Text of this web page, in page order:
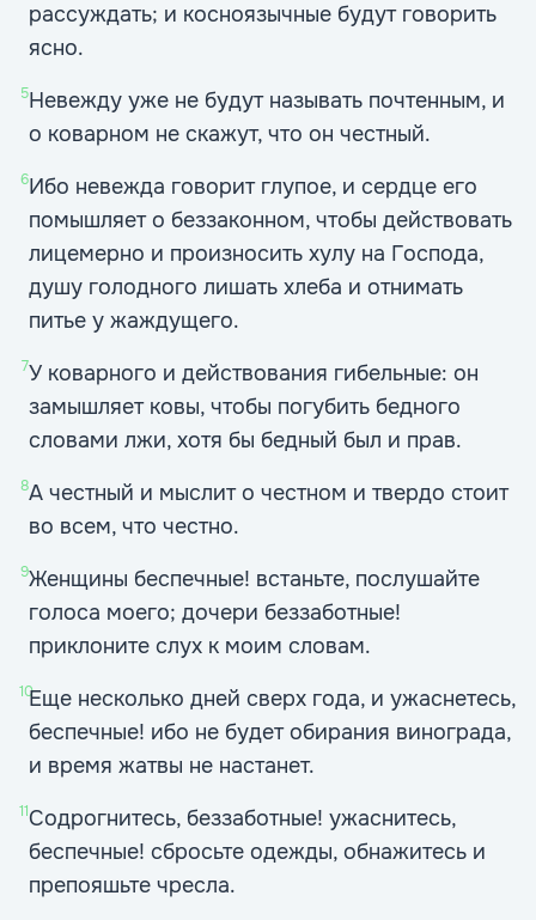
рассуждать; и косноязычные будут говорить
ясно.
5Невежду уже не будут называть почтенным, и
о коварном не скажут, что он честный.
6Ибо невежда говорит глупое, и сердце его
помышляет о беззаконном, чтобы действовать
лицемерно и произносить хулу на Господа,
душу голодного лишать хлеба и отнимать
питье у жаждущего.
7У коварного и действования гибельные: он
замышляет ковы, чтобы погубить бедного
словами лжи, хотя бы бедный был и прав.
8А честный и мыслит о честном и твердо стоит
во всем, что честно.
9Женщины беспечные! встаньте, послушайте
голоса моего; дочери беззаботные!
приклоните слух к моим словам.
10Еще несколько дней сверх года, и ужаснетесь,
беспечные! ибо не будет обирания винограда,
и время жатвы не настанет.
11Содрогнитесь, беззаботные! ужаснитесь,
беспечные! сбросьте одежды, обнажитесь и
препояшьте чресла.